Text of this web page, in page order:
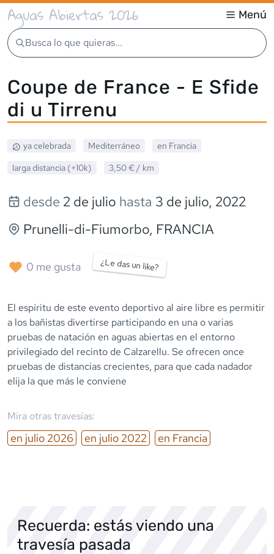
Aguas Abiertas 2026 Menú
Busca lo que quieras...
Coupe de France - E Sfide
di u Tirrenu
ya celebrada Mediterráneo en Francia
larga distancia (+10k)
3,50 € / km
desde 2 de julio hasta 3 de julio, 2022
Prunelli-di-Fiumorbo, FRANCIA
0 me gusta ¿Le das un like?
El espíritu de este evento deportivo al aire libre es permitir
a los bañistas divertirse participando en una o varias
pruebas de natación en aguas abiertas en el entorno
privilegiado del recinto de Calzarellu. Se ofrecen once
pruebas de distancias crecientes, para que cada nadador
elija la que más le conviene
Mira otras travesías:
en julio 2026 en julio 2022 en Francia
Recuerda: estás viendo una
travesía pasada